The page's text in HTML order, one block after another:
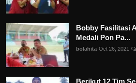
Bobby Fasilitasi
Medali Pon Pa...
bolahita Oct 26, 2021